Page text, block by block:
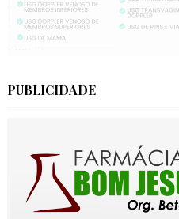
PUBLICIDADE